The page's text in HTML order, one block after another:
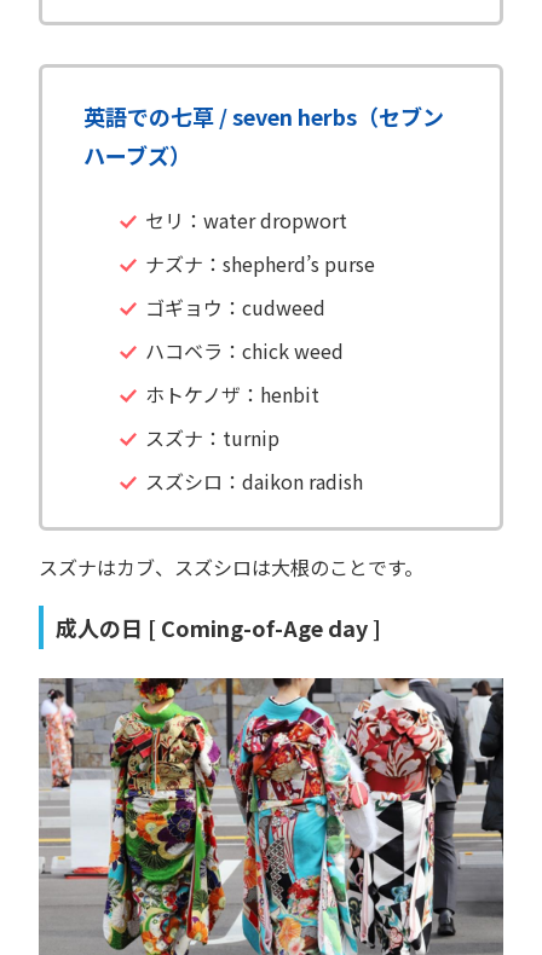
英語での七草 / seven herbs（セブン
ハーブズ）
セリ：water dropwort
ナズナ：shepherd’s purse
ゴギョウ：cudweed
ハコベラ：chick weed
ホトケノザ：henbit
スズナ：turnip
スズシロ：daikon radish
スズナはカブ、スズシロは大根のことです。
成人の日 [ Coming-of-Age day ]